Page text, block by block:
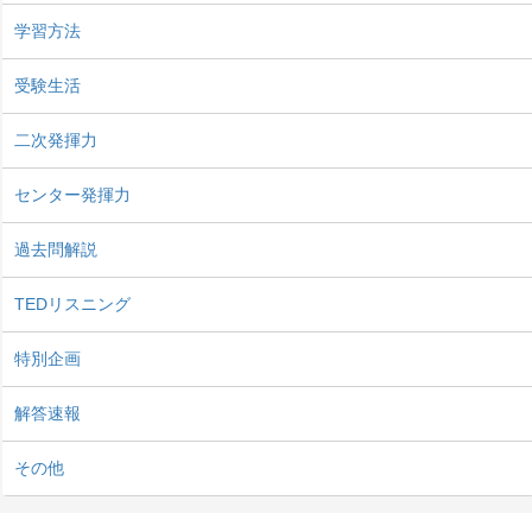
学習方法
受験生活
二次発揮力
センター発揮力
過去問解説
TEDリスニング
特別企画
解答速報
その他